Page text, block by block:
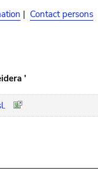
| Contact persons
'